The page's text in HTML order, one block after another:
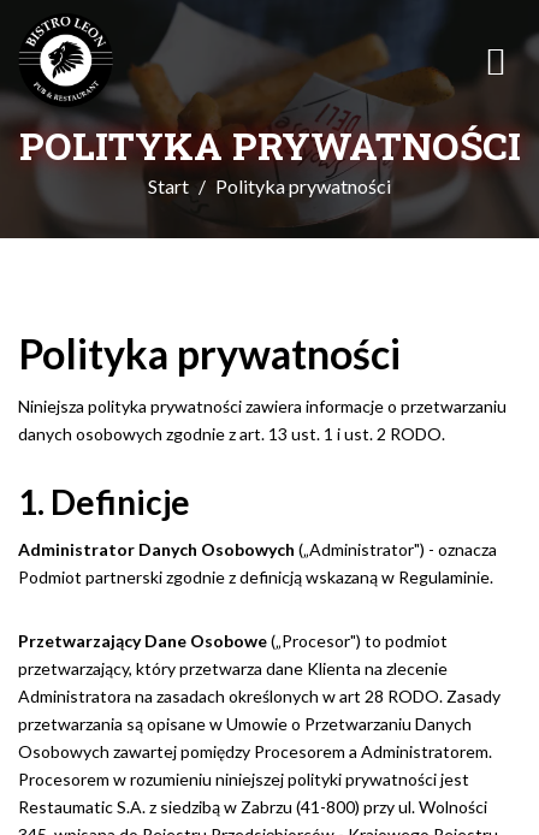
POLITYKA PRYWATNOŚCI
Start Polityka prywatności
Polityka prywatności
Niniejsza polityka prywatności zawiera informacje o przetwarzaniu
danych osobowych zgodnie z art. 13 ust. 1 i ust. 2 RODO.
1. Definicje
Administrator Danych Osobowych („Administrator") - oznacza
Podmiot partnerski zgodnie z definicją wskazaną w Regulaminie.
Przetwarzający Dane Osobowe(„Procesor") to podmiot
przetwarzający, który przetwarza dane Klienta na zlecenie
Administratora na zasadach określonych w art 28 RODO. Zasady
przetwarzania są opisane w Umowie o Przetwarzaniu Danych
Osobowych zawartej pomiędzy Procesorem a Administratorem.
Procesorem w rozumieniu niniejszej polityki prywatności jest
Restaumatic S.A. z siedzibą w Zabrzu (41-800) przy ul. Wolności